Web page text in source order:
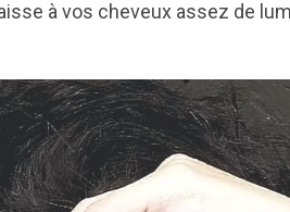
à vos cheveux assez de